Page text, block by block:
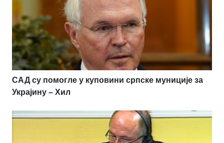
САД су помогле у куповини српске муниције за
Украјину – Хил